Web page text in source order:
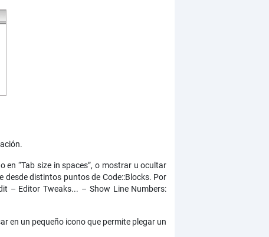
“Tab size in spaces”, o mostrar u ocultar
desde distintos puntos de Code::Blocks. Por
– Editor Tweaks... – Show Line Numbers:
en un pequeño icono que permite plegar un